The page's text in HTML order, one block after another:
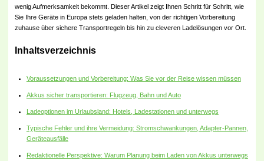
wenig Aufmerksamkeit bekommt. Dieser Artikel zeigt Ihnen Schritt für Schritt, wie
Sie Ihre Geräte in Europa stets geladen halten, von der richtigen Vorbereitung
zuhause über sichere Transportregeln bis hin zu cleveren Ladelösungen vor Ort.
Inhaltsverzeichnis
Voraussetzungen und Vorbereitung: Was Sie vor der Reise wissen müssen
Akkus sicher transportieren: Flugzeug, Bahn und Auto
Ladeoptionen im Urlaubsland: Hotels, Ladestationen und unterwegs
Typische Fehler und ihre Vermeidung: Stromschwankungen, Adapter-Pannen,
Geräteausfälle
Redaktionelle Perspektive: Warum Planung beim Laden von Akkus unterwegs